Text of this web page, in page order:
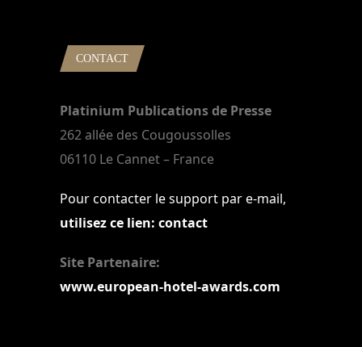
CONTACT
Platinium Publications de Presse
262 allée des Cougoussolles
06110 Le Cannet – France
Pour contacter le support par e-mail,
utilisez ce lien: contact
Site Partenaire:
www.european-hotel-awards.com